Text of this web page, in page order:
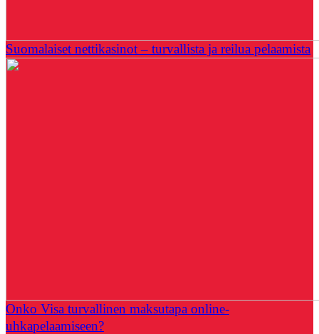
Suomalaiset nettikasinot – turvallista ja reilua pelaamista
Onko Visa turvallinen maksutapa online-
uhkapelaamiseen?